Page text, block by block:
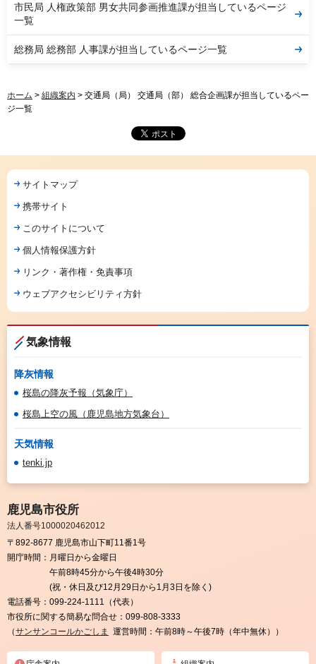
市民局 人権政策部 男女共同参画推進課が担当しているページ
一覧
総務局 総務部 人事課が担当しているページ一覧
ホーム > 組織案内 > 交通局（局） 交通局（部） 総合企画課が担当しているペー
ジ一覧
サイトマップ
携帯サイト
このサイトについて
個人情報保護方針
リンク・著作権・免責事項
ウェブアクセシビリティ方針
気象情報
降灰情報
桜島の降灰予報（気象庁）
桜島上空の風（鹿児島地方気象台）
天気情報
tenki.jp
鹿児島市役所
法人番号1000020462012
〒892-8677 鹿児島市山下町11番1号
開庁時間： 月曜日から金曜日
午前8時45分から午後4時30分
(祝・休日及び12月29日から1月3日を除く)
電話番号： 099-224-1111（代表）
市役所に関する簡易な問合せ： 099-808-3333
（サンサンコールかごしま 運営時間：午前8時～午後7時（年中無休））